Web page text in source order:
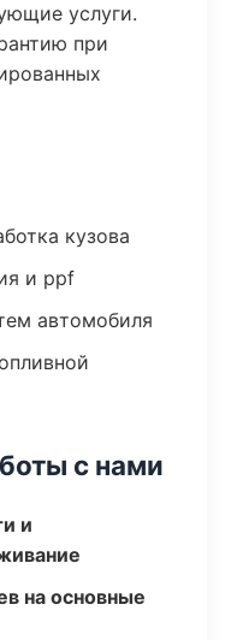
услуги.
при
кузова
и ppf
автомобиля
с нами
и
на основные